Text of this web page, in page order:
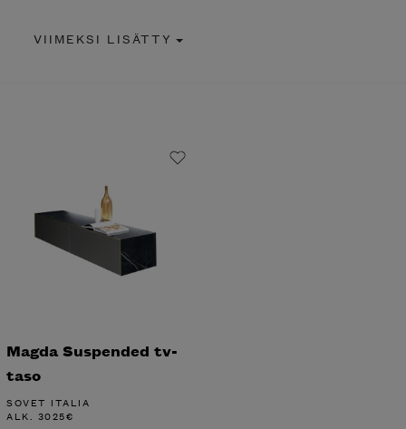
VIIMEKSI LISÄTTY
Magda Suspended tv-
taso
SOVET ITALIA
ALK. 3025€